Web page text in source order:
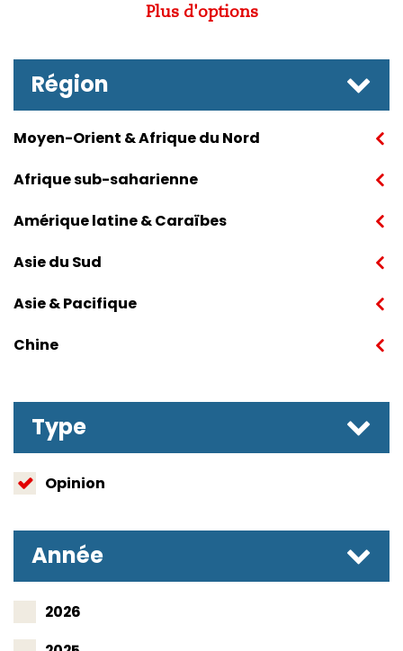
Plus d'options
Région
Moyen-Orient & Afrique du Nord
Afrique sub-saharienne
Amérique latine & Caraïbes
Asie du Sud
Asie & Pacifique
Chine
Type
Opinion
Année
2026